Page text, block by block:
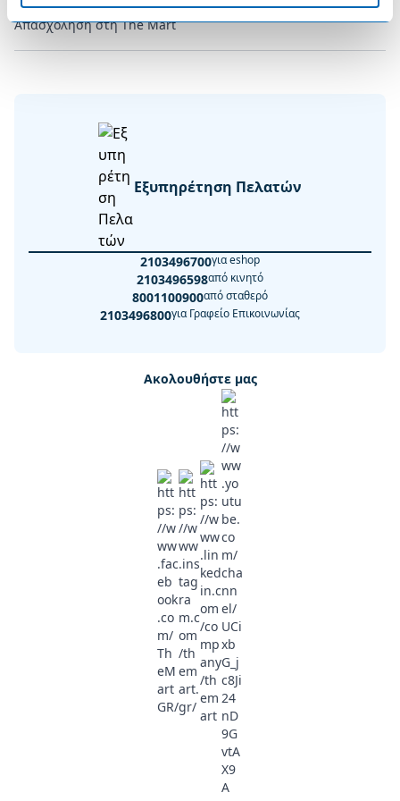
Απασχόληση στη The Mart
Εξυπηρέτηση Πελατών
2103496700για eshop
2103496598από κινητό
8001100900από σταθερό
2103496800για Γραφείο Επικοινωνίας
Ακολουθήστε μας